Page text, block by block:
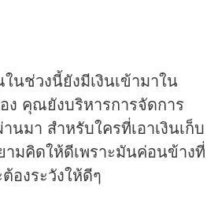
ช่วงนี้ยังมีเงินเข้ามาใน
ง คุณยังบริหารการจัดการ
นมา สำหรับใครที่เอาเงินเก็บ
ามคิดให้ดีเพราะมันค่อนข้างที่
องระวังให้ดีๆ